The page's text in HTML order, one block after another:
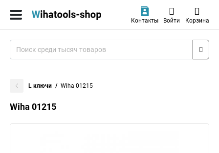
Контакты Войти Корзина
L ключи Wiha 01215
Wiha 01215